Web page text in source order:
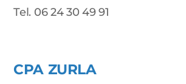
Tel. 06 24 30 49 91
CPA ZURLA